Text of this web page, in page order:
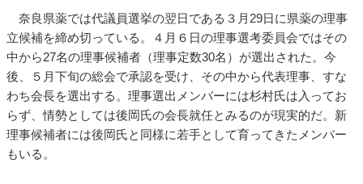
奈良県薬では代議員選挙の翌日である３月29日に県薬の理事
立候補を締め切っている。４月６日の理事選考委員会ではその
中から27名の理事候補者（理事定数30名）が選出された。今
後、５月下旬の総会で承認を受け、その中から代表理事、すな
わち会長を選出する。理事選出メンバーには杉村氏は入ってお
らず、情勢としては後岡氏の会長就任とみるのが現実的だ。新
理事候補者には後岡氏と同様に若手として育ってきたメンバー
もいる。